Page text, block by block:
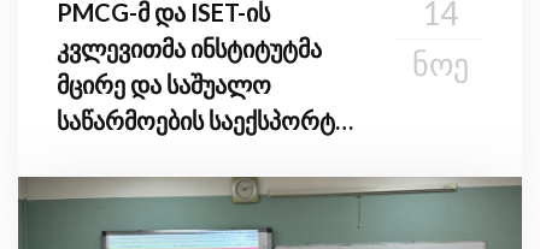
PMCG-მ და ISET-ის
კვლევითმა ინსტიტუტმა
მცირე და საშუალო
საწარმოების საექსპორტო
ვალიდაციის სამუშაო
შეხვედრა გამართეს
14
ᲜᲝᲔ